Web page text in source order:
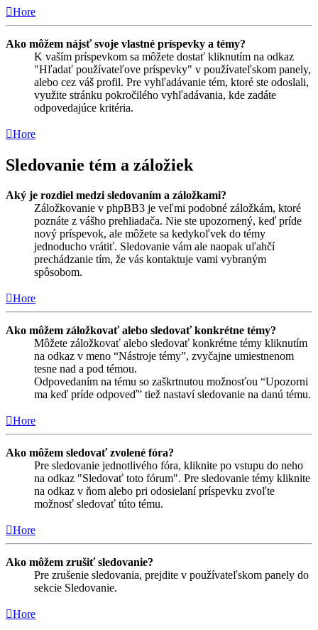
Hore
Ako môžem nájsť svoje vlastné príspevky a témy?
K vaším príspevkom sa môžete dostať kliknutím na odkaz
"Hľadať používateľove príspevky" v používateľskom panely,
alebo cez váš profil. Pre vyhľadávanie tém, ktoré ste odoslali,
využite stránku pokročilého vyhľadávania, kde zadáte
odpovedajúce kritéria.
Hore
Sledovanie tém a záložiek
Aký je rozdiel medzi sledovaním a záložkami?
Záložkovanie v phpBB3 je veľmi podobné záložkám, ktoré
poznáte z vášho prehliadača. Nie ste upozornený, keď príde
nový príspevok, ale môžete sa kedykoľvek do témy
jednoducho vrátiť. Sledovanie vám ale naopak uľahčí
prechádzanie tím, že vás kontaktuje vami vybraným
spôsobom.
Hore
Ako môžem záložkovať alebo sledovať konkrétne témy?
Môžete záložkovať alebo sledovať konkrétne témy kliknutím
na odkaz v meno “Nástroje témy”, zvyčajne umiestnenom
tesne nad a pod témou.
Odpovedaním na tému so zaškrtnutou možnosťou “Upozorni
ma keď príde odpoveď” tiež nastaví sledovanie na danú tému.
Hore
Ako môžem sledovať zvolené fóra?
Pre sledovanie jednotlivého fóra, kliknite po vstupu do neho
na odkaz "Sledovať toto fórum". Pre sledovanie témy kliknite
na odkaz v ňom alebo pri odosielaní príspevku zvoľte
možnosť sledovať túto tému.
Hore
Ako môžem zrušiť sledovanie?
Pre zrušenie sledovania, prejdite v používateľskom panely do
sekcie Sledovanie.
Hore